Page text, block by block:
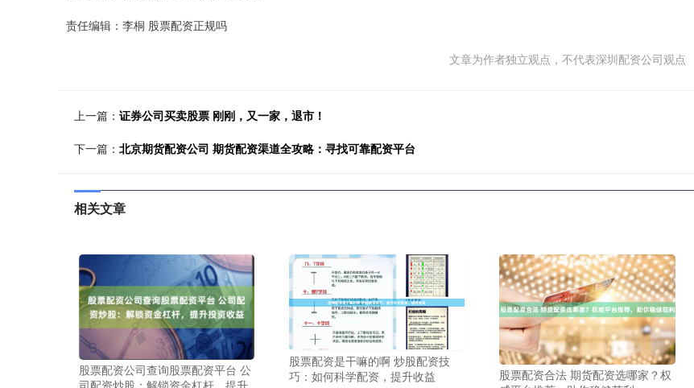
责任编辑：李桐 股票配资正规吗
文章为作者独立观点，不代表深圳配资公司观点
上一篇： 证券公司买卖股票 刚刚，又一家，退市！
下一篇： 北京期货配资公司 期货配资渠道全攻略：寻找可靠配资平台
相关文章
股票配资公司查询股票配资平台 公
司配资炒股：解锁资金杠杆，提升
股票配资是干嘛的啊 炒股配资技
巧：如何科学配资，提升收益
股票配资合法 期货配资选哪家？权